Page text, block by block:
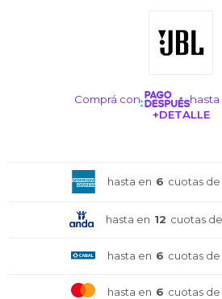
Comprá con
hasta
+DETALLE
hasta en 6 cuotas de
hasta en 12 cuotas de
hasta en 6 cuotas de
hasta en 6 cuotas de